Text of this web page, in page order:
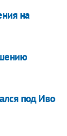
на
под Иво